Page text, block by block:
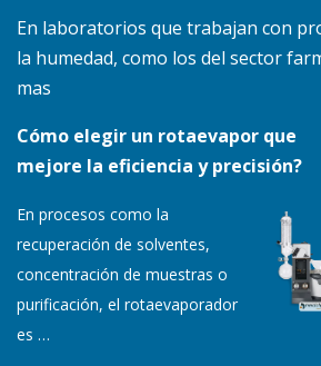
En laboratorios que trabajan con
la humedad, como los del sector
mas
Cómo elegir un rotaevapor que
mejore la eficiencia y precisión?
En procesos como la
recuperación de solventes,
concentración de muestras o
purificación, el rotaevaporador
es …